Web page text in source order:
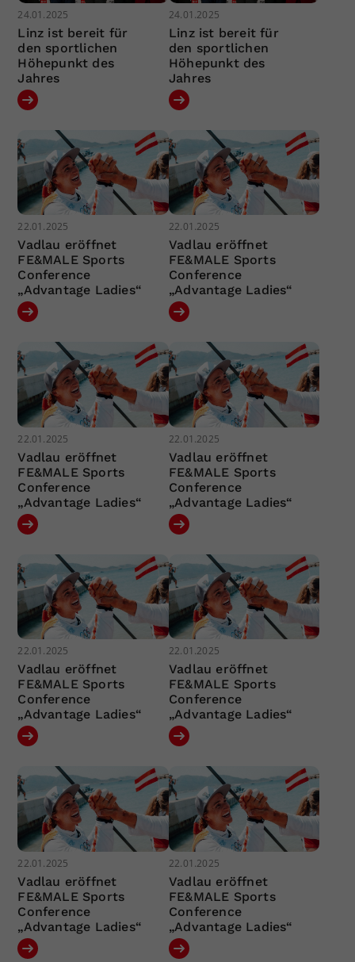
24.01.2025
Linz ist bereit für
den sportlichen
Höhepunkt des
Jahres
24.01.2025
Linz ist bereit für
den sportlichen
Höhepunkt des
Jahres
22.01.2025
Vadlau eröffnet
FE&MALE Sports
Conference
„Advantage Ladies“
22.01.2025
Vadlau eröffnet
FE&MALE Sports
Conference
„Advantage Ladies“
22.01.2025
Vadlau eröffnet
FE&MALE Sports
Conference
„Advantage Ladies“
22.01.2025
Vadlau eröffnet
FE&MALE Sports
Conference
„Advantage Ladies“
22.01.2025
Vadlau eröffnet
FE&MALE Sports
Conference
„Advantage Ladies“
22.01.2025
Vadlau eröffnet
FE&MALE Sports
Conference
„Advantage Ladies“
22.01.2025
Vadlau eröffnet
FE&MALE Sports
Conference
„Advantage Ladies“
22.01.2025
Vadlau eröffnet
FE&MALE Sports
Conference
„Advantage Ladies“